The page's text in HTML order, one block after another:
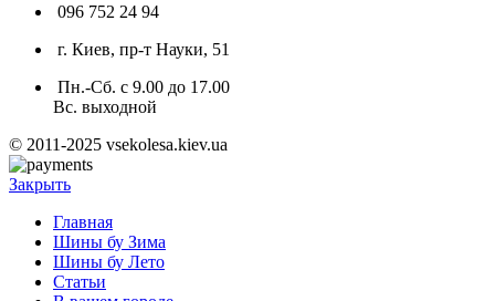
096 752 24 94
г. Киев, пр-т Науки, 51
Пн.-Сб. с 9.00 до 17.00
Вс. выходной
© 2011-2025 vsekolesa.kiev.ua
Закрыть
Главная
Шины бу Зима
Шины бу Лето
Статьи